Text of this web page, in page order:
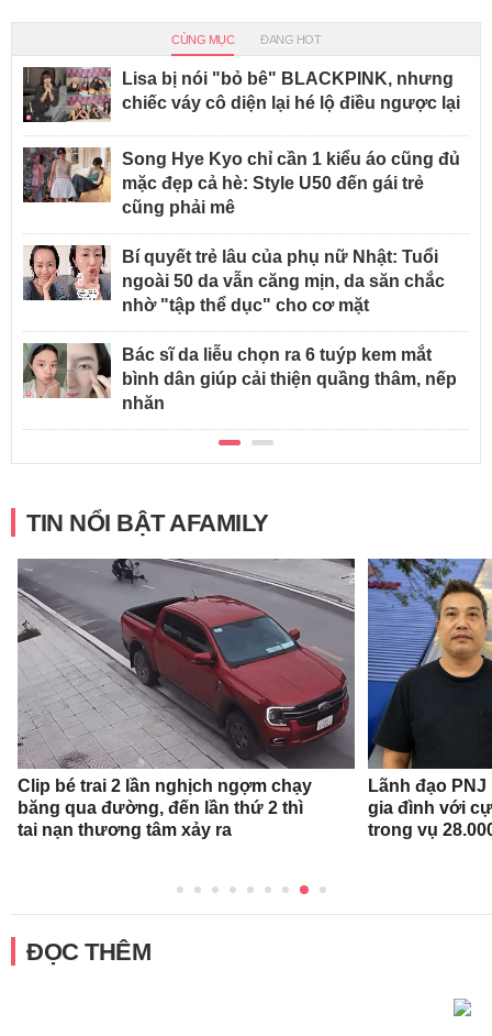
CÙNG MỤC ĐANG HOT
Lisa bị nói "bỏ bê" BLACKPINK, nhưng
chiếc váy cô diện lại hé lộ điều ngược lại
Song Hye Kyo chỉ cần 1 kiểu áo cũng đủ
mặc đẹp cả hè: Style U50 đến gái trẻ
cũng phải mê
Bí quyết trẻ lâu của phụ nữ Nhật: Tuổi
ngoài 50 da vẫn căng mịn, da săn chắc
nhờ "tập thể dục" cho cơ mặt
Bác sĩ da liễu chọn ra 6 tuýp kem mắt
bình dân giúp cải thiện quầng thâm, nếp
nhăn
TIN NỔI BẬT AFAMILY
Clip bé trai 2 lần nghịch ngợm chạy
băng qua đường, đến lần thứ 2 thì
tai nạn thương tâm xảy ra
Lãnh đạo
gia đình với
trong vụ
ĐỌC THÊM